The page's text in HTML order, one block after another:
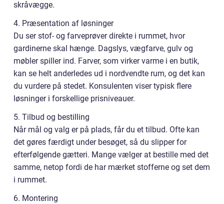
skråvægge.
4. Præsentation af løsninger
Du ser stof- og farveprøver direkte i rummet, hvor
gardinerne skal hænge. Dagslys, vægfarve, gulv og
møbler spiller ind. Farver, som virker varme i en butik,
kan se helt anderledes ud i nordvendte rum, og det kan
du vurdere på stedet. Konsulenten viser typisk flere
løsninger i forskellige prisniveauer.
5. Tilbud og bestilling
Når mål og valg er på plads, får du et tilbud. Ofte kan
det gøres færdigt under besøget, så du slipper for
efterfølgende gætteri. Mange vælger at bestille med det
samme, netop fordi de har mærket stofferne og set dem
i rummet.
6. Montering